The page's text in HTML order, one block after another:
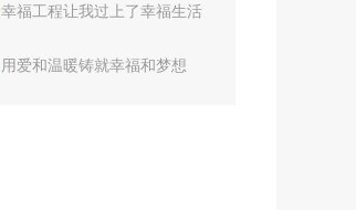
幸福工程让我过上了幸福生活
用爱和温暖铸就幸福和梦想